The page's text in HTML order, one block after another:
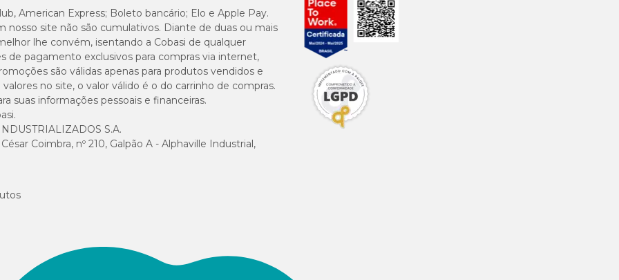
substituir a ração. Ele é indicado para treinamentos e adestramento, como recompensa
de gestos de carinho.
pet. Siga as recomendações de um médico-veterinário de confiança.
American Express; Boleto bancário; Elo e Apple Pay.
nosso site não são cumulativos. Diante de duas ou mais
lhe convém, isentando a Cobasi de qualquer
de pagamento exclusivos para compras via internet,
são válidas apenas para produtos vendidos e
no site, o valor válido é o do carrinho de compras.
suas informações pessoais e financeiras.
S.A.
Coimbra, nº 210, Galpão A - Alphaville Industrial,